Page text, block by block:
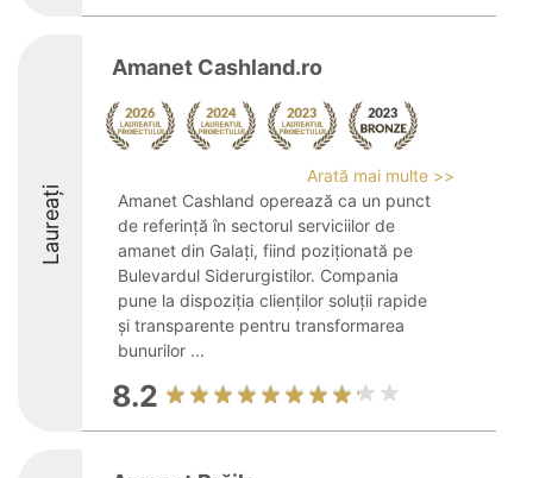
Laureați
Amanet Cashland.ro
Arată mai multe >>
Amanet Cashland operează ca un punct
de referință în sectorul serviciilor de
amanet din Galați, fiind poziționată pe
Bulevardul Siderurgistilor. Compania
pune la dispoziția clienților soluții rapide
și transparente pentru transformarea
bunurilor ...
8.2